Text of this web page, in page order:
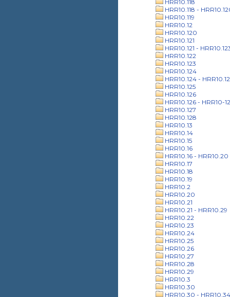
HRR10.118
HRR10.118 -
HRR10.119
HRR10.12
HRR10.120
HRR10.121
HRR10.121 -
HRR10.122
HRR10.123
HRR10.124
HRR10.124 -
HRR10.125
HRR10.126
HRR10.126 - HRR10-
HRR10.127
HRR10.128
HRR10.13
HRR10.14
HRR10.15
HRR10.16
HRR10.16 - HRR10.20
HRR10.17
HRR10.18
HRR10.19
HRR10.2
HRR10.20
HRR10.21
HRR10.21 - HRR10.29
HRR10.22
HRR10.23
HRR10.24
HRR10.25
HRR10.26
HRR10.27
HRR10.28
HRR10.29
HRR10.3
HRR10.30
HRR10.30 - HRR10.34